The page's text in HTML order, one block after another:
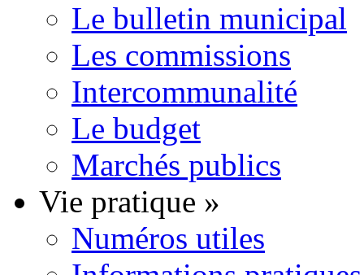
Le bulletin municipal
Les commissions
Intercommunalité
Le budget
Marchés publics
Vie pratique »
Numéros utiles